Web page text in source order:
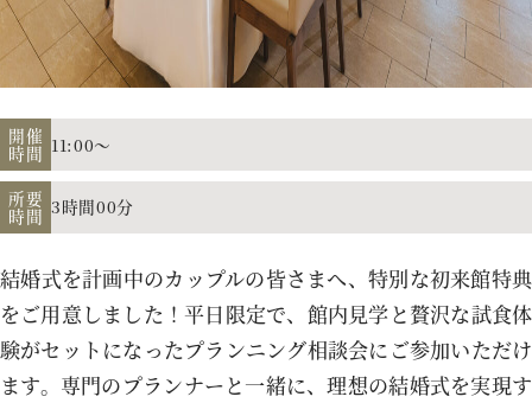
よくあるご質問
お電話でのご予約・お問い合わせ
TEL.011-633-1111
平日 11:00-19:00、土日祝 10:00-19:00
開催
時間 11:00～
所要
時間 3時間00分
結婚式を計画中のカップルの皆さまへ、特別な初来館特典
をご用意しました！平日限定で、館内見学と贅沢な試食体
験がセットになったプランニング相談会にご参加いただけ
ます。専門のプランナーと一緒に、理想の結婚式を実現す